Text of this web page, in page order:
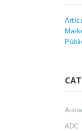
ADC